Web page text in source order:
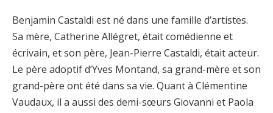
Benjamin Castaldi est né dans une famille d’artistes.
Sa mère, Catherine Allégret, était comédienne et
écrivain, et son père, Jean-Pierre Castaldi, était acteur.
Le père adoptif d’Yves Montand, sa grand-mère et son
grand-père ont été dans sa vie. Quant à Clémentine
Vaudaux, il a aussi des demi-sœurs Giovanni et Paola